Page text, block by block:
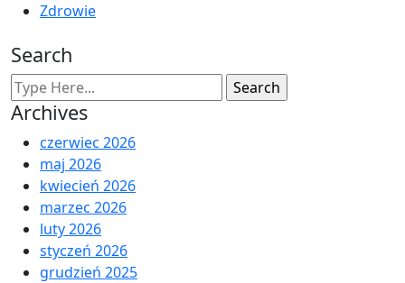
Zdrowie
Search
Archives
czerwiec 2026
maj 2026
kwiecień 2026
marzec 2026
luty 2026
styczeń 2026
grudzień 2025